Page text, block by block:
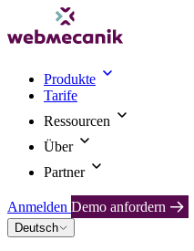
Produkte
Tarife
Ressourcen
Über
Partner
Anmelden Demo anfordern
Deutsch